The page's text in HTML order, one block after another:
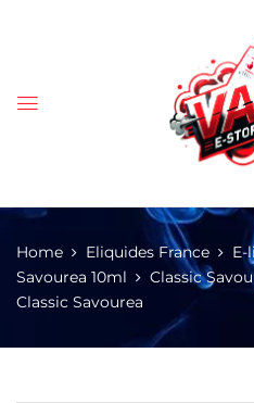
Home Eliquides France
E-
Savourea 10ml
Classic
Classic Savourea